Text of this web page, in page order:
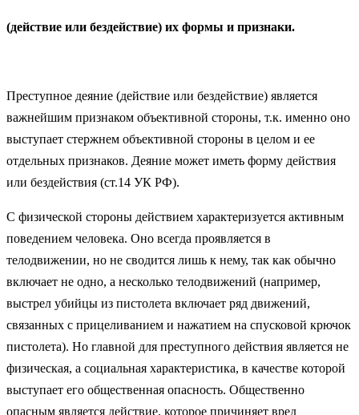
(действие или бездействие) их формы и признаки.
Преступное деяние (действие или бездействие) является
важнейшим признаком объективной стороны, т.к. именно оно
выступает стержнем объективной стороны в целом и ее
отдельных признаков. Деяние может иметь форму действия
или бездействия (ст.14 УК РФ).
С физической стороны действием характеризуется активным
поведением человека. Оно всегда проявляется в
телодвижении, но не сводится лишь к нему, так как обычно
включает не одно, а несколько телодвижений (например,
выстрел убийцы из пистолета включает ряд движений,
связанных с прицеливанием и нажатием на спусковой крючок
пистолета). Но главной для преступного действия является не
физическая, а социальная характеристика, в качестве которой
выступает его общественная опасность. Общественно
опасным является действие, которое причиняет вред